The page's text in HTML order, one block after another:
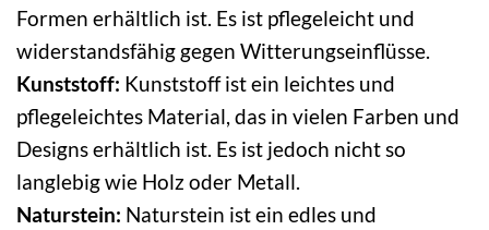
Formen erhältlich ist. Es ist pflegeleicht und
widerstandsfähig gegen Witterungseinflüsse.
Kunststoff: Kunststoff ist ein leichtes und
pflegeleichtes Material, das in vielen Farben und
Designs erhältlich ist. Es ist jedoch nicht so
langlebig wie Holz oder Metall.
Naturstein: Naturstein ist ein edles und